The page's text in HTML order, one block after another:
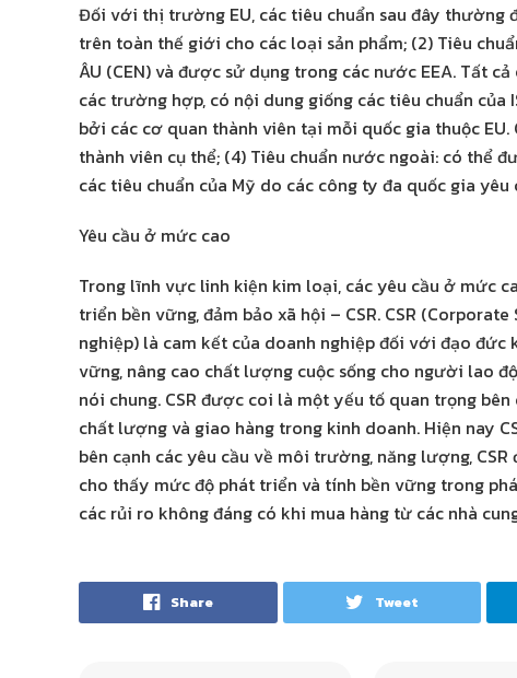
Đối với thị trường EU, các tiêu chuẩn sau đây thường
trên toàn thế giới cho các loại sản phẩm; (2) Tiêu
ÂU (CEN) và được sử dụng trong các nước EEA. Tất
các trường hợp, có nội dung giống các tiêu chuẩn của
bởi các cơ quan thành viên tại mỗi quốc gia thuộc
thành viên cụ thể; (4) Tiêu chuẩn nước ngoài: có thể
các tiêu chuẩn của Mỹ do các công ty đa quốc gia yêu
Yêu cầu ở mức cao
Trong lĩnh vực linh kiện kim loại, các yêu cầu ở mức
triển bền vững, đảm bảo xã hội – CSR. CSR
nghiệp) là cam kết của doanh nghiệp đối với đạo
vững, nâng cao chất lượng cuộc sống cho người lao
nói chung. CSR được coi là một yếu tố quan trọng
chất lượng và giao hàng trong kinh doanh. Hiện nay
bên cạnh các yêu cầu về môi trường, năng lượng,
cho thấy mức độ phát triển và tính bền vững trong
các rủi ro không đáng có khi mua hàng từ các nhà
Share Tweet